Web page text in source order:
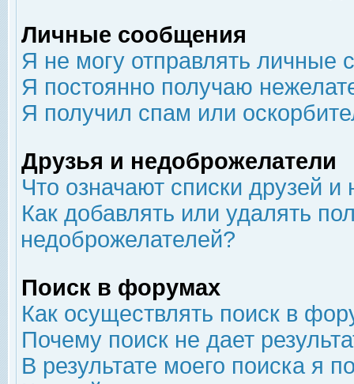
Личные сообщения
Я не могу отправлять личные
Я постоянно получаю
Я получил спам или
Друзья и недоброжелатели
Что означают списки друзей
Как добавлять или удалять
недоброжелателей?
Поиск в форумах
Как осуществлять поиск в
Почему поиск не дает
В результате моего поиска я